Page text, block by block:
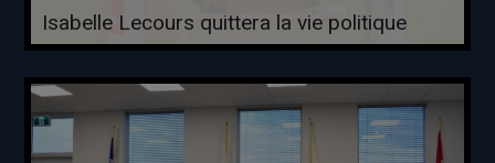
Isabelle Lecours quittera la vie politique